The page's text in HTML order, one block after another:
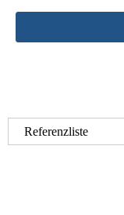
Referenzliste